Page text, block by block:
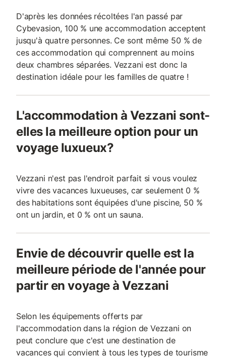
D'après les données récoltées l'an passé par
Cybevasion, 100 % une accommodation acceptent
jusqu'à quatre personnes. Ce sont même 50 % de
ces accommodation qui comprennent au moins
deux chambres séparées. Vezzani est donc la
destination idéale pour les familles de quatre !
L'accommodation à Vezzani sont-
elles la meilleure option pour un
voyage luxueux?
Vezzani n'est pas l'endroit parfait si vous voulez
vivre des vacances luxueuses, car seulement 0 %
des habitations sont équipées d'une piscine, 50 %
ont un jardin, et 0 % ont un sauna.
Envie de découvrir quelle est la
meilleure période de l'année pour
partir en voyage à Vezzani
Selon les équipements offerts par
l'accommodation dans la région de Vezzani on
peut conclure que c'est une destination de
vacances qui convient à tous les types de tourisme